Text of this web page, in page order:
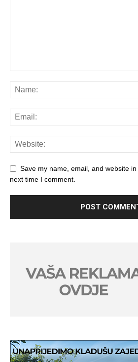
Save my name, email, and website
next time I comment.